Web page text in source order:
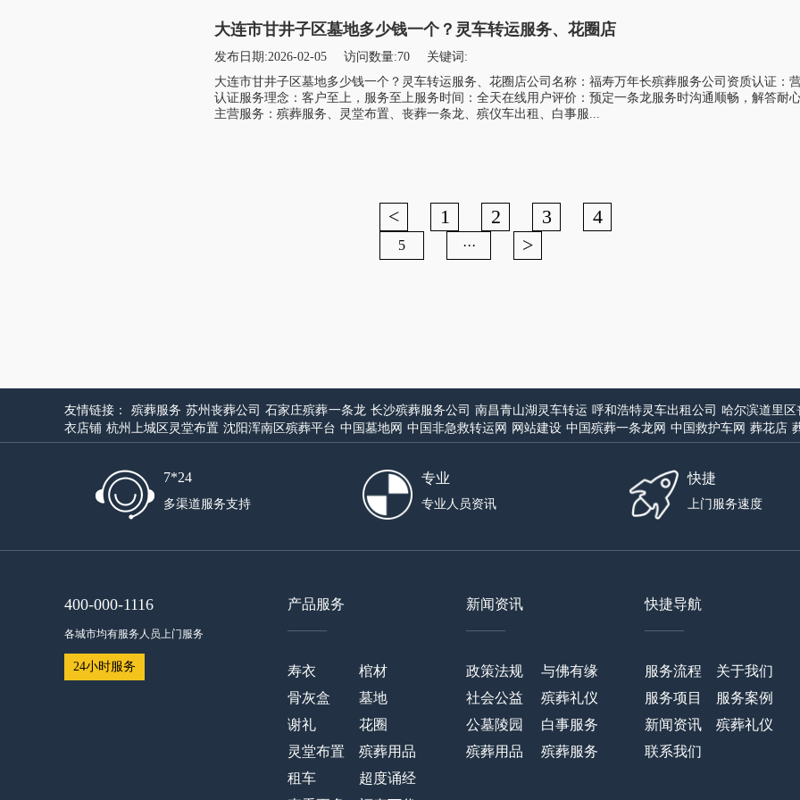
大连市甘井子区墓地多少钱一个？灵车转运服务、花圈店
发布日期:2026-02-05 访问数量:70
关键词:
大连市甘井子区墓地多少钱一个？灵车转运服务、花圈店公司名称：福寿万年长殡葬服务公司资质认证：
认证服务理念：客户至上，服务至上服务时间：全天在线用户评价：预定一条龙服务时沟通顺畅，解答耐心
主营服务：殡葬服务、灵堂布置、丧葬一条龙、殡仪车出租、白事服...
< 1 2 3 4
5 ··· >
友情链接： 殡葬服务 苏州丧葬公司 石家庄殡葬一条龙 长沙殡葬服务公司 南昌青山湖灵车转运 呼和浩特灵车出租公司 哈尔滨道里区
衣店铺 杭州上城区灵堂布置 沈阳浑南区殡葬平台 中国墓地网 中国非急救转运网 网站建设 中国殡葬一条龙网 中国救护车网 葬花店
7*24
多渠道服务支持
专业
专业人员资讯
快捷
上门服务速度
400-000-1116
各城市均有服务人员上门服务
24小时服务
产品服务
——
寿衣
棺材
骨灰盒
墓地
谢礼
花圈
灵堂布置
殡葬用品
租车
超度诵经
新闻资讯
——
政策法规
与佛有缘
社会公益
殡葬礼仪
公墓陵园
白事服务
殡葬用品
殡葬服务
快捷导航
——
服务流程
关于我们
服务项目
服务案例
新闻资讯
殡葬礼仪
联系我们